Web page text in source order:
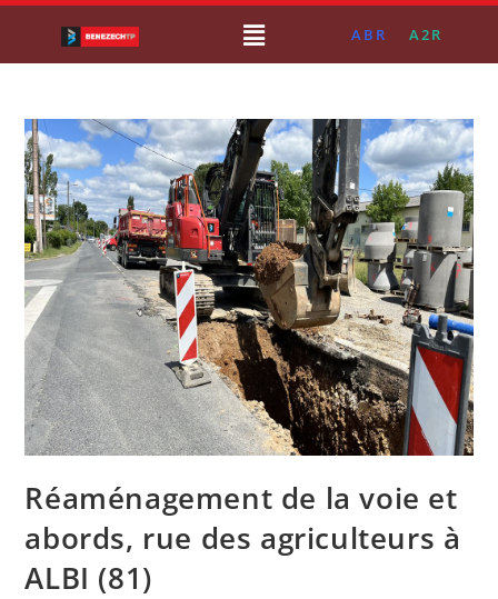
ABR A2R
Réaménagement de la voie et
abords, rue des agriculteurs à
ALBI (81)